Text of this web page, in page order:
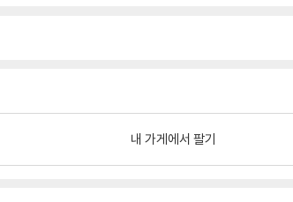
내 가게에서 팔기